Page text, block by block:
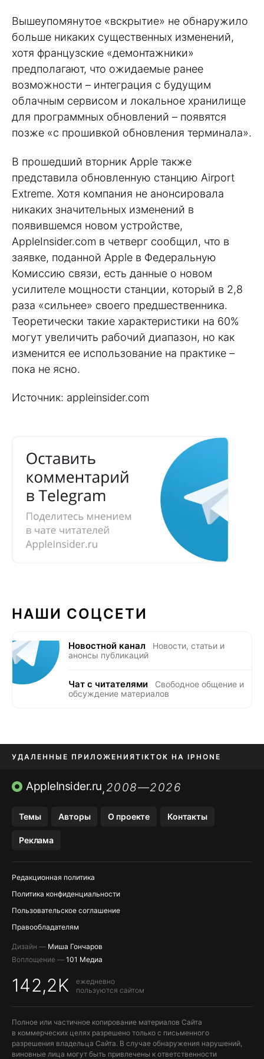
Вышеупомянутое «вскрытие» не обнаружило
больше никаких существенных изменений,
хотя французские «демонтажники»
предполагают, что ожидаемые ранее
возможности – интеграция с будущим
облачным сервисом и локальное хранилище
для программных обновлений – появятся
позже «с прошивкой обновления терминала».
В прошедший вторник Apple также
представила обновленную станцию Airport
Extreme. Хотя компания не анонсировала
никаких значительных изменений в
появившемся новом устройстве,
AppleInsider.com в четверг сообщил, что в
заявке, поданной Apple в Федеральную
Комиссию связи, есть данные о новом
усилителе мощности станции, который в 2,8
раза «сильнее» своего предшественника.
Теоретически такие характеристики на 60%
могут увеличить рабочий диапазон, но как
изменится ее использование на практике –
пока не ясно.
Источник: appleinsider.com
НАШИ СОЦСЕТИ
Новостной канал
Новости, статьи и
анонсы публикаций
Чат с читателями
Свободное общение и
обсуждение материалов
УДАЛЕННЫЕ ПРИЛОЖЕНИЯTIKTOK НА IPHONE
ПРИЛОЖЕНИЯ БЕЗ APP STORE
AppleInsider.ru,2008—2026
Темы Авторы О проекте Контакты
Реклама
Редакционная политика
Политика конфиденциальности
Пользовательское соглашение
Правообладателям
Дизайн — Миша Гончаров
Воплощение — 101 Медиа
142,2K
ежедневно
пользуются сайтом
Полное или частичное копирование материалов Сайта
в коммерческих целях разрешено только с письменного
разрешения владельца Сайта. В случае обнаружения нарушений,
виновные лица могут быть привлечены к ответственности